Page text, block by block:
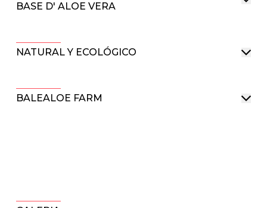
BASE D' ALOE VERA
NATURAL Y ECOLÓGICO
BALEALOE FARM